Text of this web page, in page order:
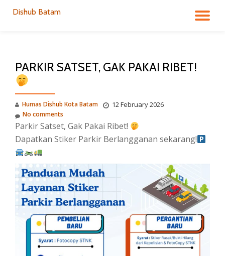
Dishub Batam
PARKIR SATSET, GAK PAKAI RIBET!
Humas Dishub Kota Batam 12 February 2026
No comments
Parkir Satset, Gak Pakai Ribet!
Dapatkan Stiker Parkir Berlangganan sekarang!